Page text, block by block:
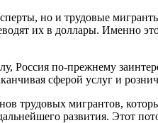
но и трудовые
их в доллары. Именно
Россия по-прежнему
сферой услуг и
трудовых мигрантов,
развития. Этот